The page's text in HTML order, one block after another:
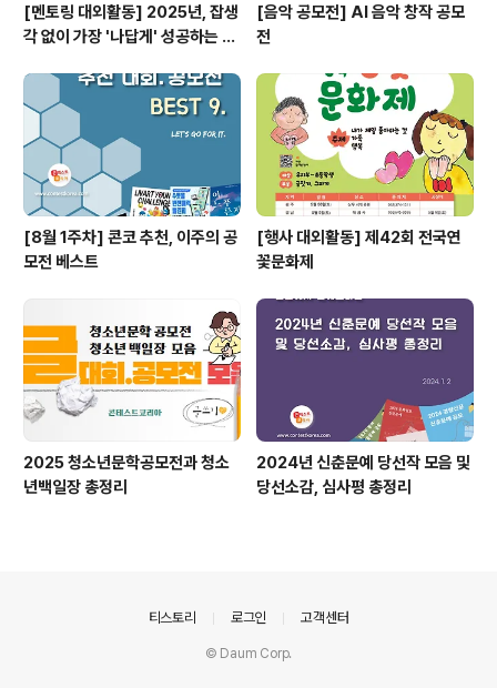
[멘토링 대외활동] 2025년, 잡생
각 없이 가장 '나답게' 성공하는 법
[음악 공모전] AI 음악 창작 공모
전
[8월 1주차] 콘코 추천, 이주의 공
모전 베스트
[행사 대외활동] 제42회 전국연
꽃문화제
2025 청소년문학공모전과 청소
년백일장 총정리
2024년 신춘문예 당선작 모음 및
당선소감, 심사평 총정리
티스토리 로그인 고객센터
© Daum Corp.